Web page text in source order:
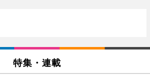
特集・連載